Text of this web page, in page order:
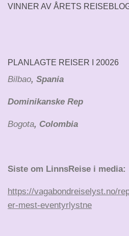
VINNER AV ÅRETS
PLANLAGTE REISER I 20026
Bilbao, Spania
Dominikanske Rep
Bogota, Colombia
Siste om LinnsReise i media:
https://vagabondreiselyst.no/
er-mest-eventyrlystne